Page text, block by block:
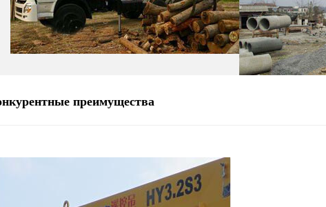
преимущества